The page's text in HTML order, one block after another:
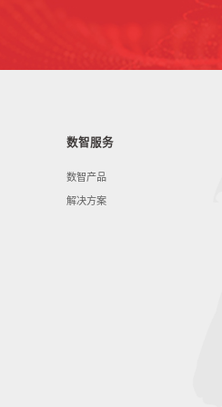
数智服务
数智产品
解决方案